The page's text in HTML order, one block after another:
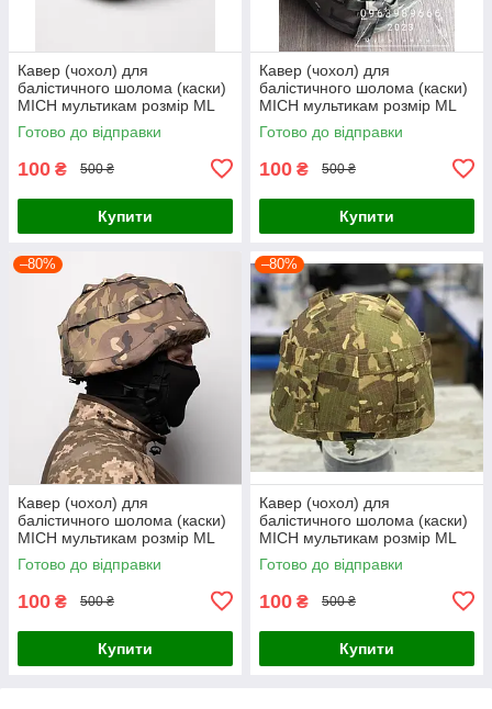
Кавер (чохол) для
балістичного шолома (каски)
MICH мультикам розмір МL
Готово до відправки
100 ₴ 500 ₴
Купити
Кавер (чохол) для
балістичного шолома (каски)
MICH мультикам розмір МL
Готово до відправки
100 ₴ 500 ₴
Купити
–80%
Кавер (чохол) для
балістичного шолома (каски)
MICH мультикам розмір МL
Готово до відправки
100 ₴ 500 ₴
Купити
–80%
Кавер (чохол) для
балістичного шолома (каски)
MICH мультикам розмір МL
Готово до відправки
100 ₴ 500 ₴
Купити